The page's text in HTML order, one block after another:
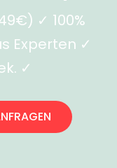
✓ 100%
Experten ✓
✓